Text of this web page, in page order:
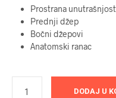
Prostrana unutrašnjost
Prednji džep
Bočni džepovi
Anatomski ranac
DODAJ U